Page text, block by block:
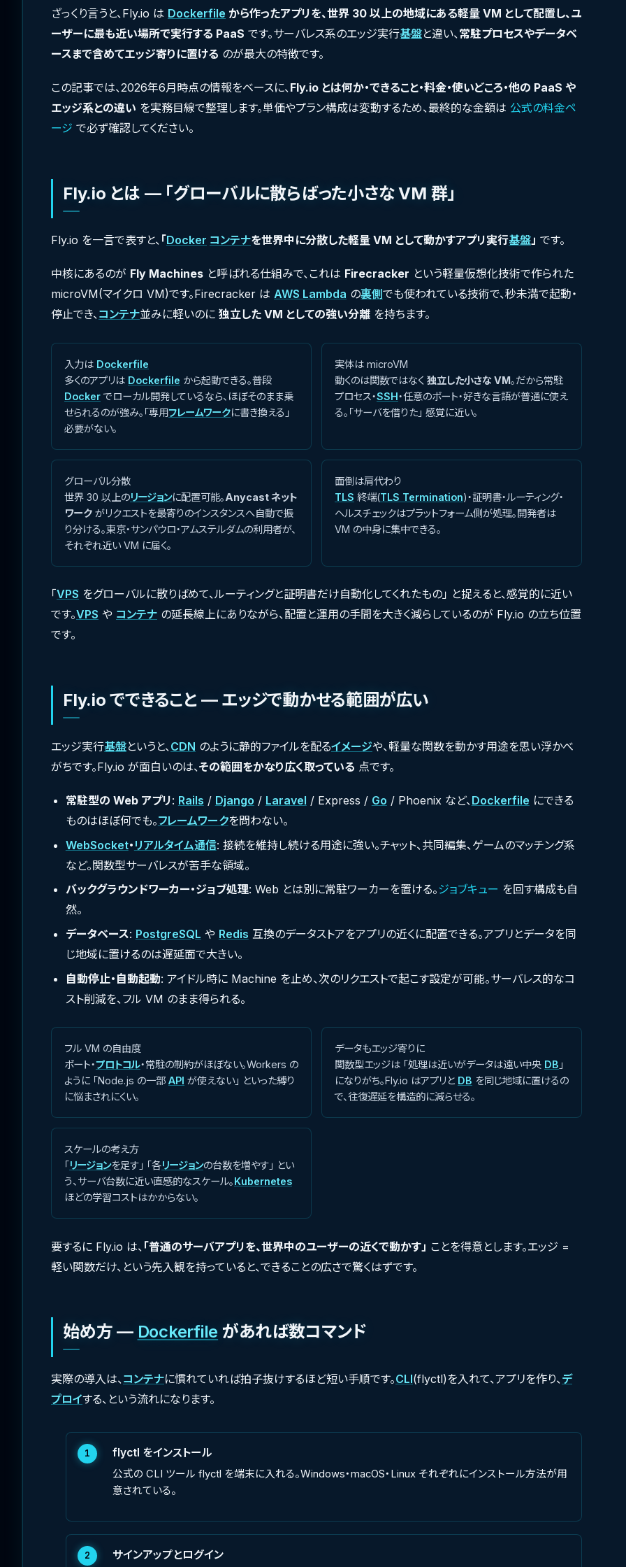
ざっくり言うと、Fly.io は Dockerfile から作ったアプリを、世界 30 以上の地域にある軽量 VM として配置し、ユ
ーザーに最も近い場所で実行する PaaS です。サーバレス系のエッジ実行基盤と違い、 常駐プロセスやデータベ
ースまで含めてエッジ寄りに置ける のが最大の特徴です。
この記事では、2026年6月時点の情報をベースに、Fly.io とは何か・できること・料金・使いどころ・他の PaaS や
エッジ系との違い を実務目線で整理します。単価やプラン構成は変動するため、最終的な金額は 公式の料金ペ
ージ で必ず確認してください。
Fly.io とは — 「グローバルに散らばった小さな VM 群」
Fly.io を一言で表すと、 「Docker コンテナを世界中に分散した軽量 VM として動かすアプリ実行基盤 」 です。
中核にあるのが Fly Machines と呼ばれる仕組みで、これは Firecracker という軽量仮想化技術で作られた
microVM(マイクロ VM)です。Firecracker は AWS Lambda の裏側でも使われている技術で、秒未満で起動・
停止でき、コンテナ並みに軽いのに 独立した VM としての強い分離 を持ちます。
入力は Dockerfile
多くのアプリは Dockerfile から起動できる。普段
Docker でローカル開発しているなら、ほぼそのまま乗
せられるのが強み。「専用フレームワークに書き換える」
必要がない。
実体は microVM
動くのは関数ではなく 独立した小さな VM。だから常駐
プロセス・SSH・任意のポート・好きな言語が普通に使え
る。「サーバを借りた」 感覚に近い。
グローバル分散
世界 30 以上のリージョンに配置可能。Anycast ネット
ワーク がリクエストを最寄りのインスタンスへ自動で振
り分ける。東京・サンパウロ・アムステルダムの利用者が、
それぞれ近い VM に届く。
面倒は肩代わり
TLS 終端(TLS Termination)・証明書・ルーティング・
ヘルスチェックはプラットフォーム側が処理。開発者は
VM の中身に集中できる。
「VPS をグローバルに散りばめて、ルーティングと証明書だけ自動化してくれたもの」 と捉えると、感覚的に近い
です。VPS や コンテナ の延長線上にありながら、配置と運用の手間を大きく減らしているのが Fly.io の立ち位置
です。
Fly.io でできること — エッジで動かせる範囲が広い
エッジ実行基盤というと、CDN のように静的ファイルを配るイメージや、軽量な関数を動かす用途を思い浮かべ
がちです。Fly.io が面白いのは、その範囲をかなり広く取っている 点です。
常駐型の Web アプリ: Rails / Django / Laravel / Express / Go / Phoenix など、Dockerfile にできる
ものはほぼ何でも。フレームワークを問わない。
WebSocket・ リアルタイム通信: 接続を維持し続ける用途に強い。チャット、共同編集、ゲームのマッチング系
など。関数型サーバレスが苦手な領域。
バックグラウンドワーカー・ジョブ処理: Web とは別に常駐ワーカーを置ける。ジョブキュー を回す構成も自
然。
データベース: PostgreSQL や Redis 互換のデータストアをアプリの近くに配置できる。アプリとデータを同
じ地域に置けるのは遅延面で大きい。
自動停止・自動起動: アイドル時に Machine を止め、次のリクエストで起こす設定が可能。サーバレス的なコ
スト削減を、フル VM のまま得られる。
フル VM の自由度
ポート・プロトコル・常駐の制約がほぼない。Workers の
ように 「Node.js の一部 API が使えない」 といった縛り
に悩まされにくい。
データもエッジ寄りに
関数型エッジは 「処理は近いがデータは遠い中央 DB 」
になりがち。Fly.io はアプリと DB を同じ地域に置けるの
で、往復遅延を構造的に減らせる。
スケールの考え方
「リージョンを足す」 「各リージョンの台数を増やす」 とい
う、サーバ台数に近い直感的なスケール。Kubernetes
ほどの学習コストはかからない。
要するに Fly.io は、 「普通のサーバアプリを、世界中のユーザーの近くで動かす」 ことを得意とします。エッジ =
軽い関数だけ、という先入観を持っていると、できることの広さで驚くはずです。
始め方 — Dockerfile があれば数コマンド
実際の導入は、 コンテナに慣れていれば拍子抜けするほど短い手順です。CLI(flyctl)を入れて、アプリを作り、 デ
プロイする、という流れになります。
1 flyctl をインストール
公式の CLI ツール flyctl を端末に入れる。Windows・macOS・Linux それぞれにインストール方法が用
意されている。
2 サインアップとログイン